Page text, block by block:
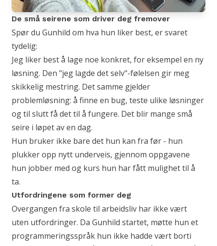
De små seirene som driver deg fremover
Spør du Gunhild om hva hun liker best, er svaret
tydelig:
Jeg liker best å lage noe konkret, for eksempel en ny
løsning. Den "jeg lagde det selv"-følelsen gir meg
skikkelig mestring. Det samme gjelder
problemløsning: å finne en bug, teste ulike løsninger
og til slutt få det til å fungere. Det blir mange små
seire i løpet av en dag.
Hun bruker ikke bare det hun kan fra før - hun
plukker opp nytt underveis, gjennom oppgavene
hun jobber med og kurs hun har fått mulighet til å
ta.
Utfordringene som former deg
Overgangen fra skole til arbeidsliv har ikke vært
uten utfordringer. Da Gunhild startet, møtte hun et
programmeringsspråk hun ikke hadde vært borti